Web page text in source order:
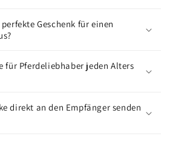
Geschenk für einen
für Pferdeliebhaber jeden Alters
direkt an den Empfänger senden